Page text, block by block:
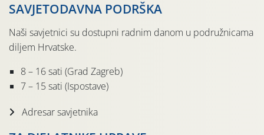
SAVJETODAVNA PODRŠKA
Naši savjetnici su dostupni radnim danom u podružnicama
diljem Hrvatske.
8 – 16 sati (Grad Zagreb)
7 – 15 sati (Ispostave)
Adresar savjetnika